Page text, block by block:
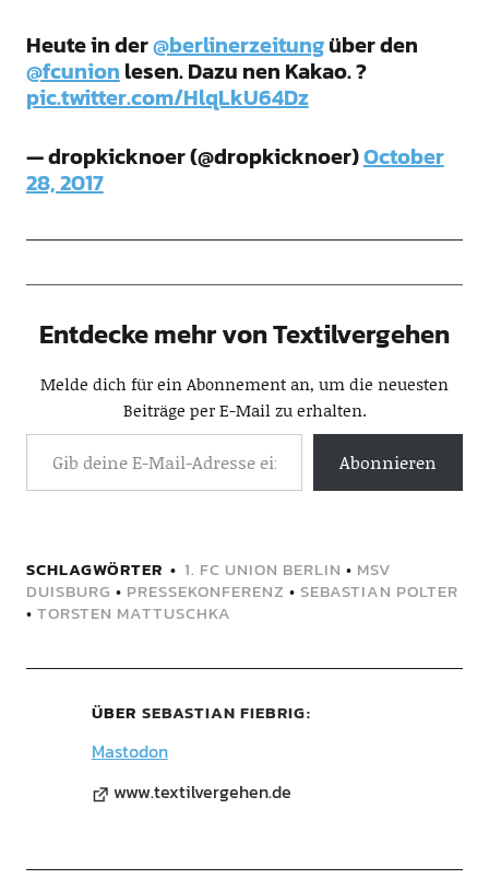
Heute in der@berlinerzeitungüber den
@fcunion lesen. Dazu nen Kakao. ?
pic.twitter.com/HlqLkU64Dz
— dropkicknoer (@dropkicknoer)October
28, 2017
Entdecke mehr von Textilvergehen
Melde dich für ein Abonnement an, um die neuesten
Beiträge per E-Mail zu erhalten.
Abonnieren
SCHLAGWÖRTER 1. FC UNION BERLIN • MSV
DUISBURG • PRESSEKONFERENZ • SEBASTIAN POLTER
• TORSTEN MATTUSCHKA
ÜBER SEBASTIAN FIEBRIG
Mastodon
www.textilvergehen.de